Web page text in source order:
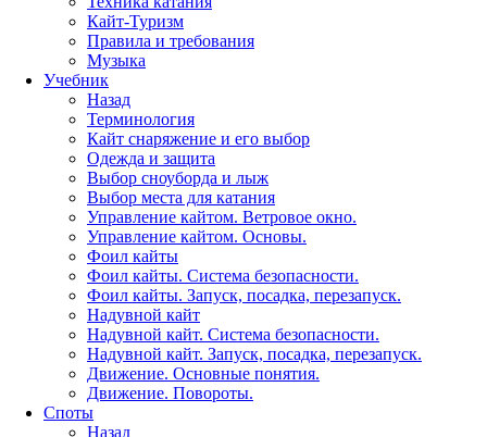
Кайт-Туризм
Правила и требования
Музыка
Учебник
Назад
Терминология
Кайт снаряжение и его выбор
Одежда и защита
Выбор сноуборда и лыж
Выбор места для катания
Управление кайтом. Ветровое окно.
Управление кайтом. Основы.
Фоил кайты
Фоил кайты. Система безопасности.
Фоил кайты. Запуск, посадка, перезапуск.
Надувной кайт
Надувной кайт. Система безопасности.
Надувной кайт. Запуск, посадка, перезапуск.
Движение. Основные понятия.
Движение. Повороты.
Споты
Назад